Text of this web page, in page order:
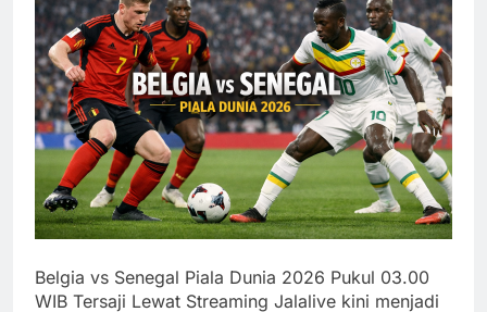
Belgia vs Senegal Piala Dunia 2026 Pukul 03.00
WIB Tersaji Lewat Streaming Jalalive kini menjadi